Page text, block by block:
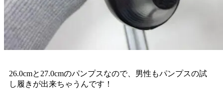
26.0cmと27.0cmのパンプスなので、男性もパンプスの試
し履きが出来ちゃうんです！